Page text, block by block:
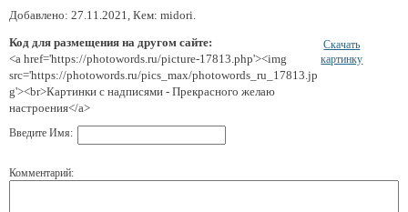
Добавлено: 27.11.2021, Кем: midori.
Код для размещения на другом сайте:
<a href='https://photowords.ru/picture-17813.php'><img
src='https://photowords.ru/pics_max/photowords_ru_17813.jp
g'><br>Картинки с надписями - Прекрасного желаю
настроения</a>
Скачать
картинку
Введите Имя:
Комментарий: